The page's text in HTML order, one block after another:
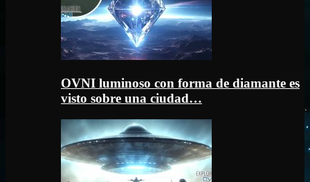
OVNI luminoso con forma de diamante es
visto sobre una ciudad…